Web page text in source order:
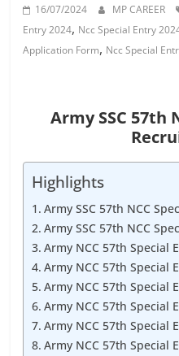
16/07/2024 MP CAREER
Entry 2024, Ncc Special Entry
Application Form, Ncc Special
Army SSC 57th
Highlights
Army SSC 57th NCC
Army SSC 57th NCC
Army NCC 57th Special
Army NCC 57th Special
Army NCC 57th Special
Army NCC 57th Special
Army NCC 57th Special
Army NCC 57th Special